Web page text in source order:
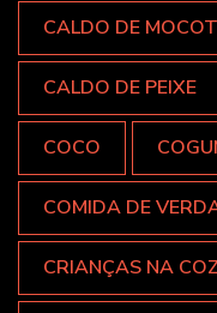
CALDO DE
CALDO DE PEIXE
COCO
COMIDA DE
CRIANÇAS NA